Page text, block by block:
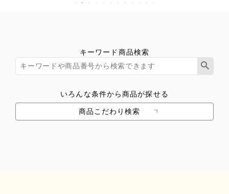
キーワード商品検索
いろんな条件から商品が探せる
商品こだわり検索